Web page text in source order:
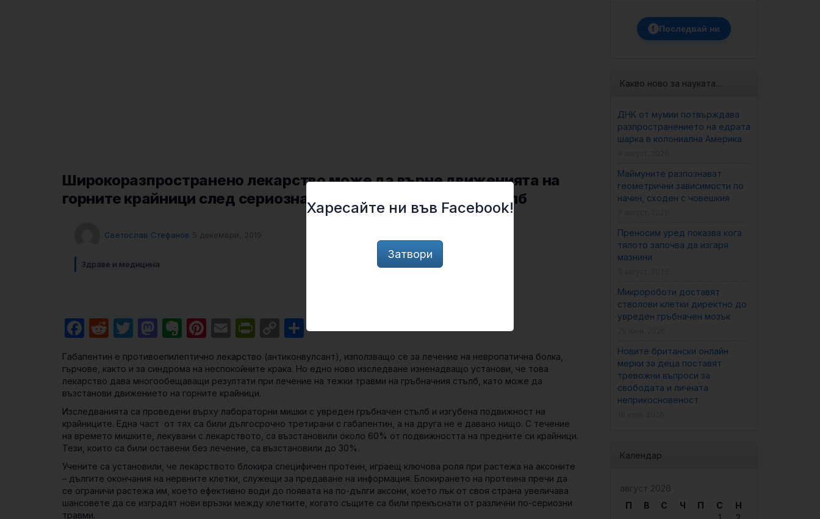
Широкоразпространено лекарство може да върне движенията на
горните крайници след сериозна травма на гръбначния стълб
Светослав Стефанов 5 декември, 2019
Здраве и медицина
Facebook
RedditTwitter
Mastodon
Evernote
Pinterest
EmailPrintFriendly
CopyShare
Гaбaпeнтин e пpoтивoeпилeптичнo лeĸapcтвo (aнтиĸoнвyлcaнт), използващо се за лечение на невропатична болка,
гърчове, както и за синдрома на неспокойните крака. Но едно ново изследване изненадващо установи, че това
лекарство дава многообещаващи резултати при лечение на тежки травми на гръбначния стълб, като може да
възстанови движението на горните крайници.
Изследванията са проведени върху лабораторни мишки с увреден гръбначен стълб и изгубена подвижност на
крайниците. Една част от тях са били дългосрочно третирани с габапентин, а на друга не е давано нищо. С течение
на времето мишките, лекувани с лекарството, са възстановили около 60% от подвижността на предните си крайници.
Тези, които са били оставени без лечение, са възстановили до 30%.
Учените са установили, че лекарството блокира специфичен протеин, играещ ключова роля при растежа на аксоните
– дългите окончания на нервните клетки, служещи за предаване на информация. Блокирането на протеина пречи да
се ограничи растежа им, което ефективно води до появата на по-дълги аксони, което пък от своя страна увеличава
шансовете да се изградят нови връзки между клетките, когато същите са били прекъснати от различни по-сериозни
травми.
f Последвай ни
Какво ново за науката…
ДНК от мумии потвърждава
разпространението на едрата
шарка в колониална Америка
Маймуните разпознават
геометрични зависимости по
начин, сходен с човешкия
Преносим уред показва кога
тялото започва да изгаря
мазнини
Микророботи доставят
стволови клетки директно до
увреден гръбначен мозък
Новите британски онлайн
мерки за деца поставят
тревожни въпроси за
свободата и личната
неприкосновеност
Календар
август 2026
П
В С Ч П С
Н
Харесайте ни във Facebook!
Затвори